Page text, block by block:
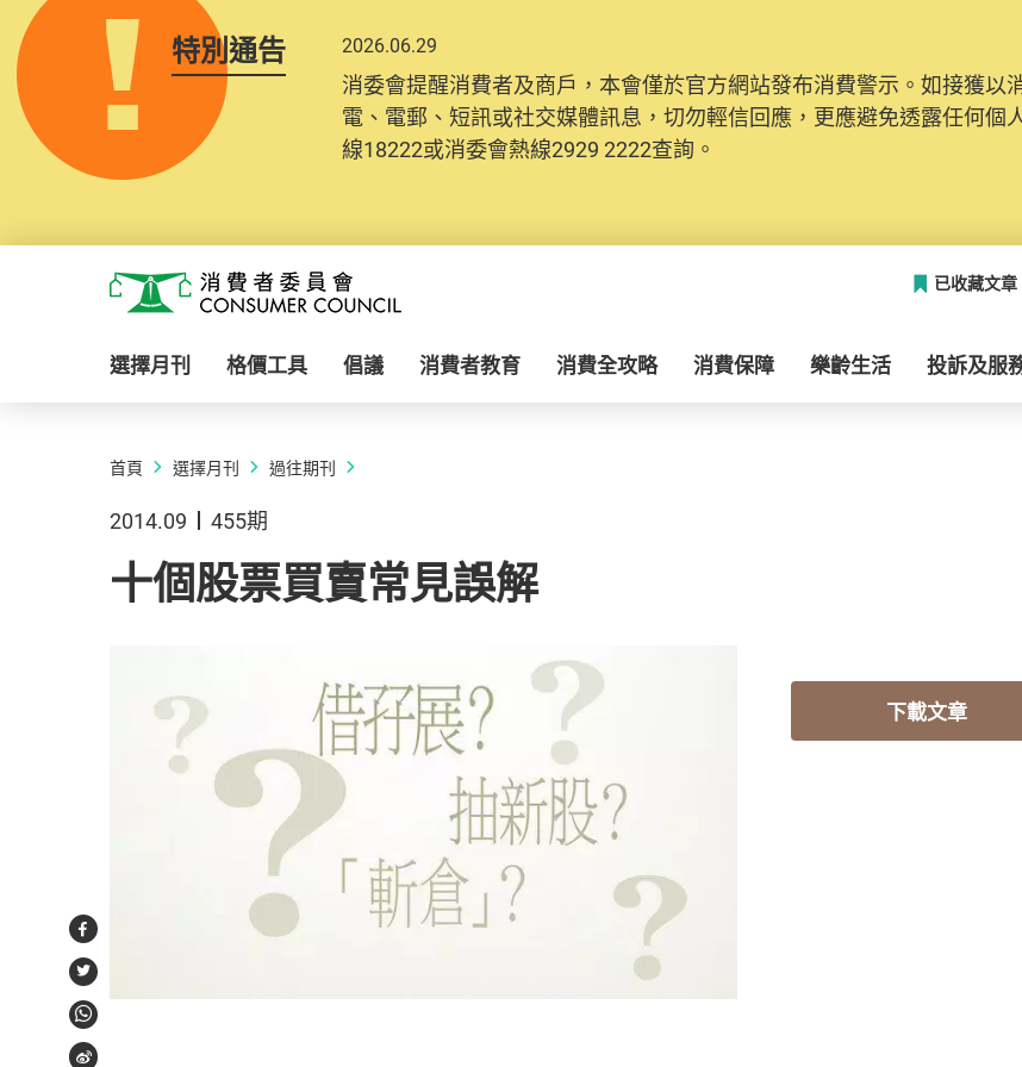
特別通告 2026.06.29
消委會提醒消費者及商戶，本會僅於官方網站發布消費警示。如接獲以
電、電郵、短訊或社交媒體訊息，切勿輕信回應，更應避免透露任何個
線18222或消委會熱線2929 2222查詢。
消費者委員會
已收藏文章
選擇月刊 格價工具 倡議 消費者教育 消費全攻略 消費保障 樂齡生活 投訴及服
首頁 選擇月刊 過往期刊
2014.09 455期
十個股票買賣常見誤解
下載文章
Facebook
Twitter
WhatsApp